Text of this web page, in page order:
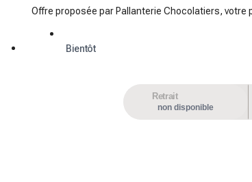
Offre proposée par Pallanterie Chocolatiers, votre
Bientôt
Retrait
non disponible